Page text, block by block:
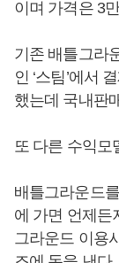
이며 가격은 3
기존 배틀그라
인 ‘스팀’에서
했는데 국내판
또 다른 수익모
배틀그라운드
에 가면 언제든
그라운드 이용